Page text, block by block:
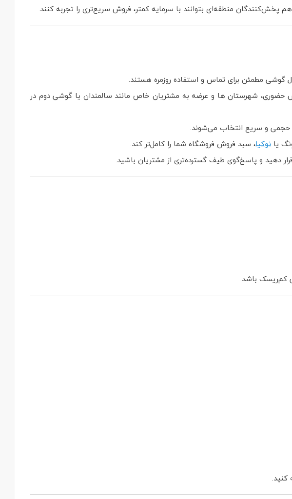
گوشی مطمئن برای تماس و استفاده روزمره هستند.
حضوری، شهرستان ها و عرضه به مشتریان خاص مانند سالمندان یا گوشی دوم در
حجمی و سریع انتخاب می‌شوند.
یا نوکیا، سبد فروش فروشگاه شما را کامل‌تر کند.
دهید و پاسخ‌گوی طیف گسترده‌تری از مشتریان باشید.
کم‌ریسک باشد.
کنید.